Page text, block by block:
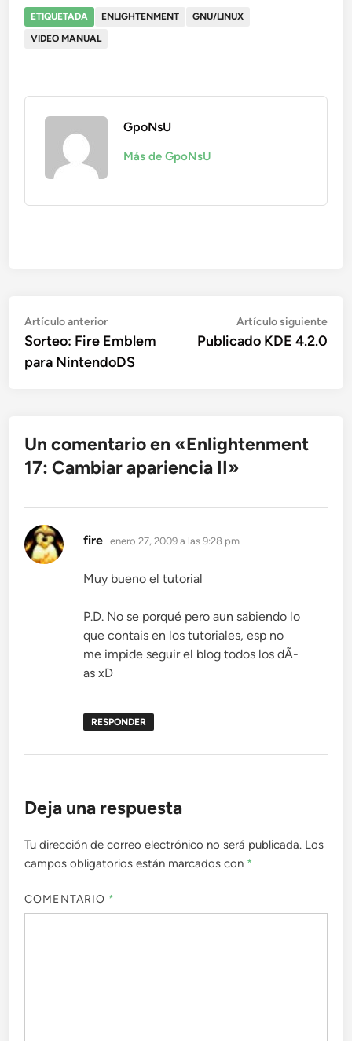
ETIQUETADA ENLIGHTENMENT
GNU/LINUX
VIDEO MANUAL
GpoNsU
Más de GpoNsU
Navegación
de
entradas
Artículo anteriorArtículo
anterior:
Sorteo: Fire Emblem
para NintendoDS
Artículo siguiente
Publicado KDE 4.2.0
Un comentario en «Enlightenment
17: Cambiar apariencia II»
fire dice:
enero 27, 2009 a las 9:28 pm
Muy bueno el tutorial
P.D. No se porqué pero aun sabiendo lo
que contais en los tutoriales, esp no
me impide seguir el blog todos los dÃ­
as xD
RESPONDER
Deja una respuesta
Tu dirección de correo electrónico no será publicada. Los
campos obligatorios están marcados con *
COMENTARIO *